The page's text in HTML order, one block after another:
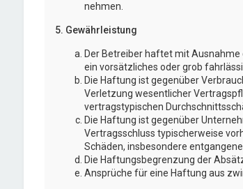
nehmen.
5. Gewährleistung
Der Betreiber haftet mit
ein vorsätzliches oder grob
Die Haftung ist gegenüber
Verletzung wesentlicher
vertragstypischen
Die Haftung ist gegenüber
Vertragsschluss typischerweise
Schäden, insbesondere
Die Haftungsbegrenzung der
Ansprüche für eine Haftung aus